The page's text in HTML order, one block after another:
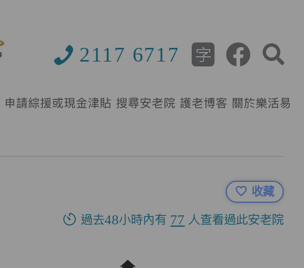
2117 6717
申請綜援或現金津貼 搜尋安老院 護老博客 關於樂活易
收藏
過去48小時內有 77 人查看過此安老院